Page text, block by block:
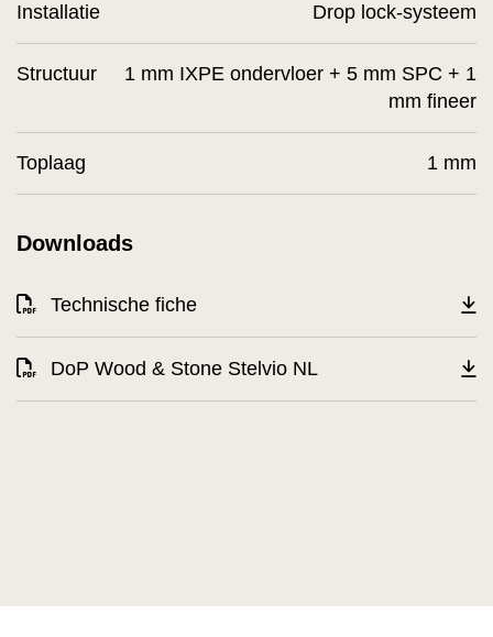
Downloads
Technische fiche
DoP Wood & Stone Stelvio NL
Installatie Drop lock-systeem
Structuur
1 mm IXPE ondervloer + 5 mm SPC + 1
mm fineer
Toplaag 1 mm